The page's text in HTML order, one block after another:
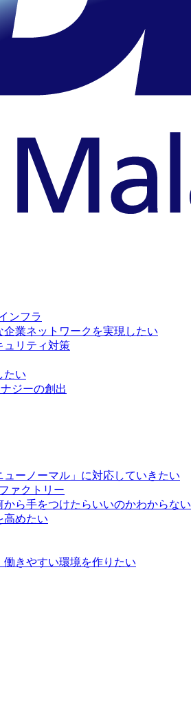
ンフラ
業ネットワークを実現したい
ュリティ対策
たい
ジーの創出
ーノーマル」に対応していきたい
ァクトリー
ら手をつけたらいいのかわからない
高めたい
きやすい環境を作りたい